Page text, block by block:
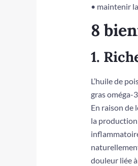
• maintenir
8
1.
L’huile de
gras oméga-
En raison de
la
douleur liée